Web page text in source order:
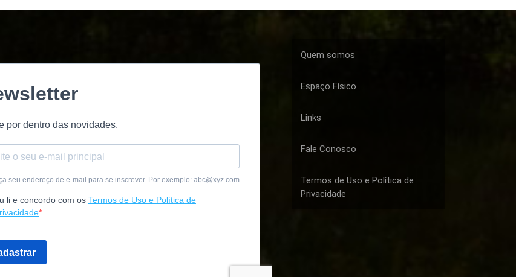
Quem somos
Espaço Físico
Links
Fale Conosco
Termos de Uso e Política de
Privacidade